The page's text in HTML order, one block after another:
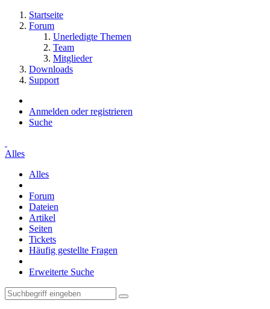
Startseite
Forum
Unerledigte Themen
Team
Mitglieder
Downloads
Support
Anmelden oder registrieren
Suche
Alles
Alles
Forum
Dateien
Artikel
Seiten
Tickets
Häufig gestellte Fragen
Erweiterte Suche